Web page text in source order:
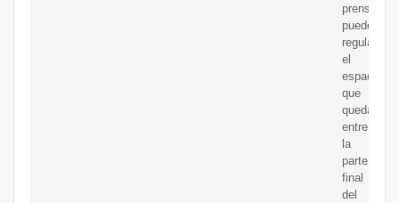
prensa,
puede
regular
el
espacio
que
queda
entre
la
parte
final
del